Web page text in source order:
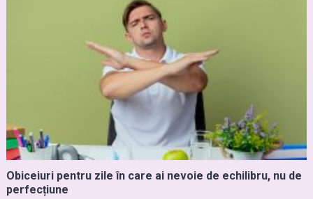
Obiceiuri pentru zile în care ai nevoie de echilibru, nu de
perfecțiune